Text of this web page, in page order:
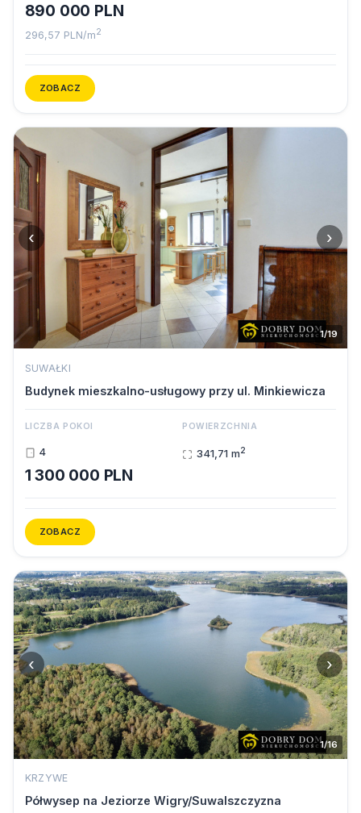
890 000 PLN
296,57 PLN/m2
ZOBACZ
‹ ›
1/19
SUWAŁKI
Budynek mieszkalno-usługowy przy ul. Minkiewicza
LICZBA POKOI
4
POWIERZCHNIA
341,71 m2
1 300 000 PLN
ZOBACZ
‹ ›
1/16
KRZYWE
Półwysep na Jeziorze Wigry/Suwalszczyzna